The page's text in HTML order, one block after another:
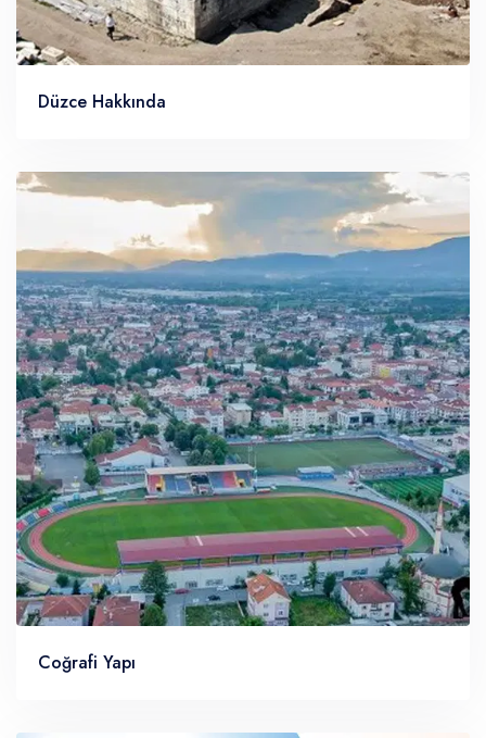
Düzce Hakkında
Coğrafi Yapı